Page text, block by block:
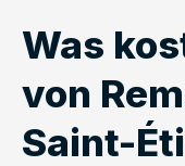
Was
von
Saint-